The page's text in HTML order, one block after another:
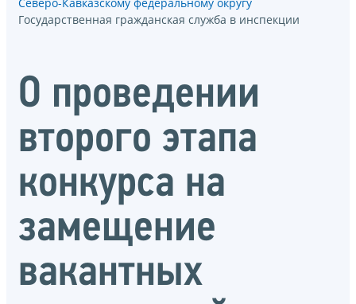
Государственная гражданская служба в инспекции
О проведении
второго этапа
конкурса на
замещение
вакантных